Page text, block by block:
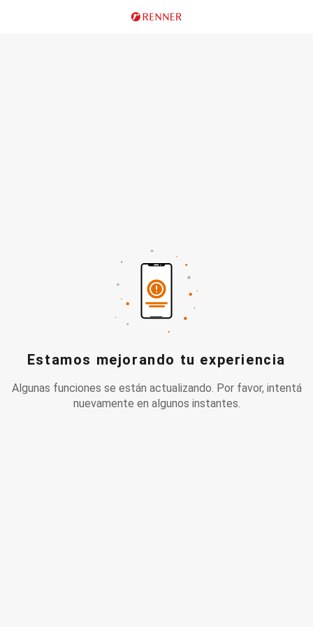
Estamos mejorando tu experiencia
Algunas funciones se están actualizando. Por favor, intentá
nuevamente en algunos instantes.